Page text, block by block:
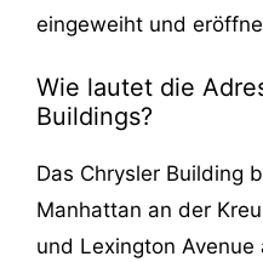
eingeweiht und
Wie lautet die
Buildings?
Das Chrysler Building
Manhattan an der
und Lexington